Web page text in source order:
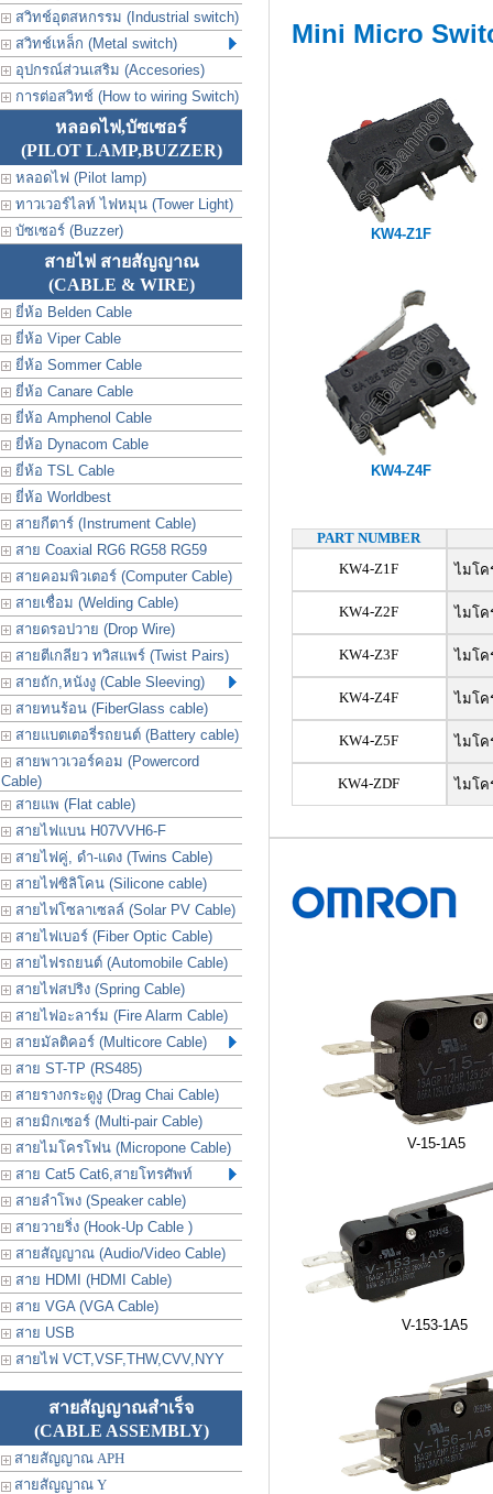
สวิทช์อุตสหกรรม (Industrial switch)
สวิทช์เหล็ก (Metal switch)
อุปกรณ์ส่วนเสริม (Accesories)
การต่อสวิทช์ (How to wiring Switch)
หลอดไฟ,บัซเซอร์
(PILOT LAMP,BUZZER)
หลอดไฟ (Pilot lamp)
ทาวเวอร์ไลท์ ไฟหมุน (Tower Light)
บัซเซอร์ (Buzzer)
สายไฟ สายสัญญาณ
(CABLE & WIRE)
ยี่ห้อ Belden Cable
ยี่ห้อ Viper Cable
ยี่ห้อ Sommer Cable
ยี่ห้อ Canare Cable
ยี่ห้อ Amphenol Cable
ยี่ห้อ Dynacom Cable
ยี่ห้อ TSL Cable
ยี่ห้อ Worldbest
สายกีตาร์ (Instrument Cable)
สาย Coaxial RG6 RG58 RG59
สายคอมพิวเตอร์ (Computer Cable)
สายเชื่อม (Welding Cable)
สายดรอปวาย (Drop Wire)
สายตีเกลียว ทวิสแพร์ (Twist Pairs)
สายถัก,หนังงู (Cable Sleeving)
สายทนร้อน (FiberGlass cable)
สายแบตเตอรี่รถยนต์ (Battery cable)
สายพาวเวอร์คอม (Powercord
Cable)
สายแพ (Flat cable)
สายไฟแบน H07VVH6-F
สายไฟคู่, ดำ-แดง (Twins Cable)
สายไฟซิลิโคน (Silicone cable)
สายไฟโซลาเซลล์ (Solar PV Cable)
สายไฟเบอร์ (Fiber Optic Cable)
สายไฟรถยนต์ (Automobile Cable)
สายไฟสปริง (Spring Cable)
สายไฟอะลาร์ม (Fire Alarm Cable)
สายมัลติคอร์ (Multicore Cable)
สาย ST-TP (RS485)
สายรางกระดูงู (Drag Chai Cable)
สายมิกเซอร์ (Multi-pair Cable)
สายไมโครโฟน (Micropone Cable)
สาย Cat5 Cat6,สายโทรศัพท์
สายลำโพง (Speaker cable)
สายวายริ่ง (Hook-Up Cable )
สายสัญญาณ (Audio/Video Cable)
สาย HDMI (HDMI Cable)
สาย VGA (VGA Cable)
สาย USB
สายไฟ VCT,VSF,THW,CVV,NYY
สายสัญญาณสำเร็จ
(CABLE ASSEMBLY)
สายสัญญาณ APH
สายสัญญาณ Y
Mini Micro
KW4-Z1F
KW4-Z4F
PART NUMBER
KW4-Z1F
ไมโค
KW4-Z2F ไมโค
KW4-Z3F ไมโค
KW4-Z4F ไมโค
KW4-Z5F ไมโค
KW4-ZDF ไมโค
V-15-1A5
V-153-1A5